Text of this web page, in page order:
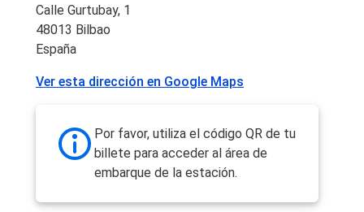
Calle Gurtubay, 1
48013 Bilbao
España
Ver esta dirección en Google Maps
Por favor, utiliza el código QR de tu
billete para acceder al área de
embarque de la estación.